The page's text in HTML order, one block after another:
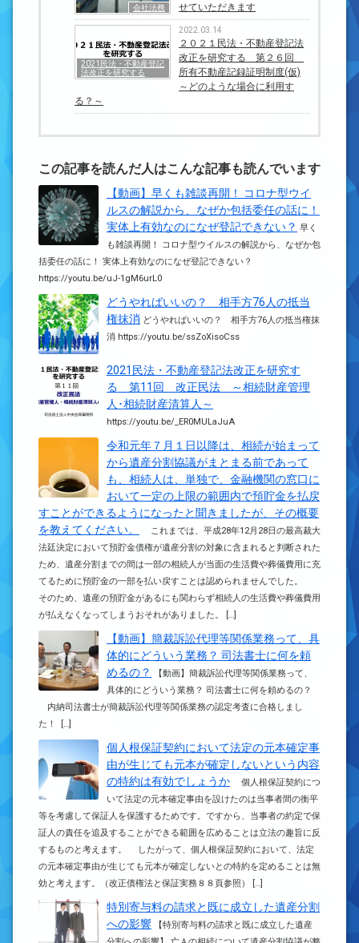
会社法務
せていただきます
2021民法・不動産登記
法改正を研究する
2022.03.14
２０２１民法・不動産登記法
改正を研究する 第２６回
所有不動産記録証明制度(仮)
～どのような場合に利用す
る？～
この記事を読んだ人はこんな記事も読んでいます
【動画】早くも雑談再開！ コロナ型ウイ
ルスの解説から、なぜか包括委任の話に！
実体上有効なのになぜ登記できない？ 早く
も雑談再開！ コロナ型ウイルスの解説から、なぜか包
括委任の話に！ 実体上有効なのになぜ登記できない？
https://youtu.be/uJ-1gM6urL0
どうやればいいの？ 相手方76人の抵当
権抹消 どうやればいいの？ 相手方76人の抵当権抹
消 https://youtu.be/ssZoXisoCss
2021民法・不動産登記法改正を研究す
る 第11回 改正民法 ～相続財産管理
人･相続財産清算人～
https://youtu.be/_ER0MULaJuA
令和元年７月１日以降は、相続が始まって
から遺産分割協議がまとまる前であって
も、相続人は、単独で、金融機関の窓口に
おいて一定の上限の範囲内で預貯金を払戻
すことができるようになったと聞きましたが、その概要
を教えてください。
これまでは、平成28年12月28日の最高裁大
法廷決定において預貯金債権が遺産分割の対象に含まれると判断された
ため、遺産分割までの間は一部の相続人が当面の生活費や葬儀費用に充
てるために預貯金の一部を払い戻すことは認められませんでした。
そのため、遺産の預貯金があるにも関わらず相続人の生活費や葬儀費用
が払えなくなってしまうおそれがありました。 […]
【動画】簡裁訴訟代理等関係業務って、具
体的にどういう業務？ 司法書士に何を頼
めるの？
【動画】簡裁訴訟代理等関係業務って、
具体的にどういう業務？ 司法書士に何を頼めるの？
内納司法書士が簡裁訴訟代理等関係業務の認定考査に合格しまし
た！ […]
個人根保証契約において法定の元本確定事
由が生じても元本が確定しないという内容
の特約は有効でしょうか
個人根保証契約につ
いて法定の元本確定事由を設けたのは当事者間の衡平
等を考慮して保証人を保護するためです。ですから、当事者の約定で保
証人の責任を追及することができる範囲を広めることは立法の趣旨に反
するものと考えます。 したがって、個人根保証契約において、法定
の元本確定事由が生じても元本が確定しないとの特約を定めることは無
効と考えます。（改正債権法と保証実務８８頁参照） […]
特別寄与料の請求と既に成立した遺産分割
への影響
【特別寄与料の請求と既に成立した遺産